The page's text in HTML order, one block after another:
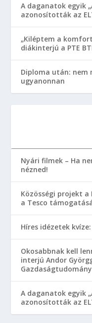
A daganatok egyik
azonosították az
„Kiléptem a
diákinterjú a PTE
Diploma után: nem
ugyanonnan
Nyári filmek – Ha
nézned!
Közösségi projekt
a Tesco
Híres idézetek
Okosabbnak kell
interjú Andor
A daganatok egyik
azonosították az